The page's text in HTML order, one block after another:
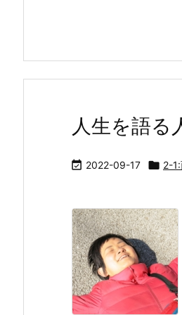
人生を語る
 2022-09-17  2-